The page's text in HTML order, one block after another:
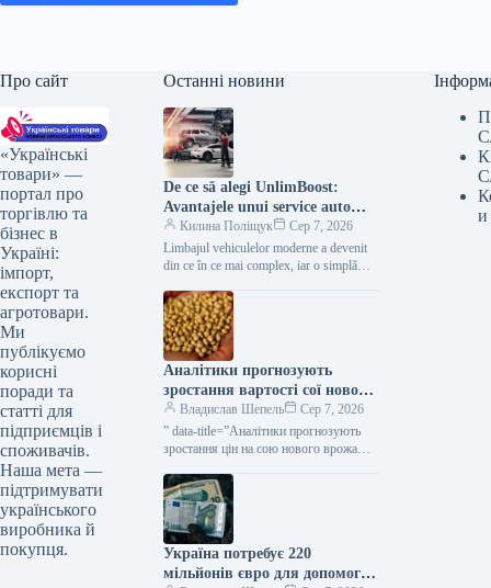
Про сайт
«Українські
товари» —
портал про
торгівлю та
бізнес в
Україні:
імпорт,
експорт та
агротовари.
Ми
публікуємо
корисні
поради та
статті для
підприємців і
споживачів.
Наша мета —
підтримувати
українського
виробника й
покупця.
Останні новини
De ce să alegi UnlimBoost:
Avantajele unui service auto
modern în Chișinău
Килина Поліщук
Сер 7, 2026
Limbajul vehiculelor moderne a devenit
din ce în ce mai complex, iar o simplă
Аналітики прогнозують
зростання вартості сої нового
врожаю до 20–22 тисяч
гривень за тонну — КУРКУЛЬ
Владислав Шепель
Сер 7, 2026
” data-title=”Аналітики прогнозують
зростання цін на сою нового врожаю у
url=”https://kurkul.com/news/41871-
analitiki-prognozuyut-zrostannya-tsin-na-
soyu-novogo-vrojayu-u-drugiy-polovini-
sezonu”> Аналітики прогнозують
зростання цін на сою…
Україна потребує 220
мільйонів євро для допомоги
и